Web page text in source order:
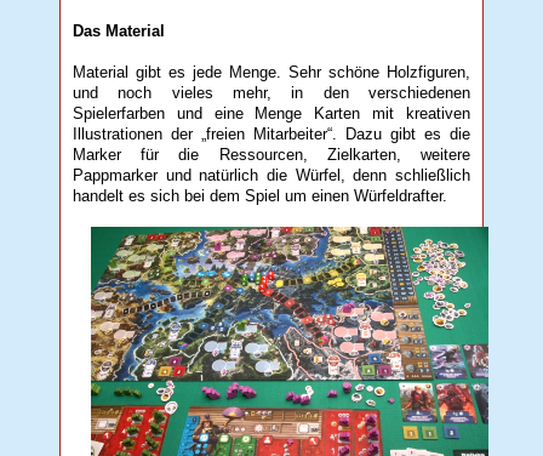
Das Material
Material gibt es jede Menge. Sehr schöne Holzfiguren,
und noch vieles mehr, in den verschiedenen
Spielerfarben und eine Menge Karten mit kreativen
Illustrationen der „freien Mitarbeiter“. Dazu gibt es die
Marker für die Ressourcen, Zielkarten, weitere
Pappmarker und natürlich die Würfel, denn schließlich
handelt es sich bei dem Spiel um einen Würfeldrafter.